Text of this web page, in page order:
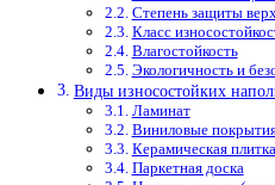
Степень защиты
Класс
Влагостойкость
Экологичность и
Виды износостойких
Ламинат
Виниловые
Керамическая плитка
Паркетная доска